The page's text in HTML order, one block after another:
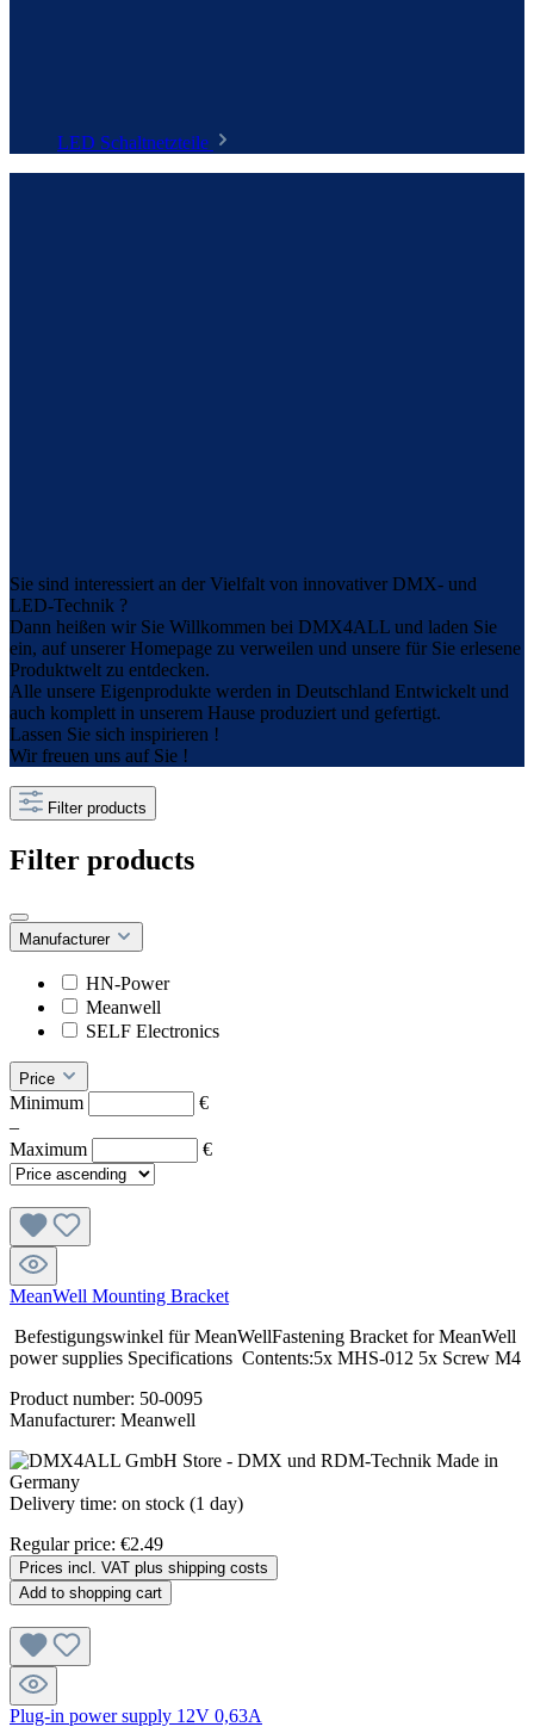
LED Schaltnetzteile
Sie sind interessiert an der Vielfalt von innovativer DMX- und
LED-Technik ?
Dann heißen wir Sie Willkommen bei DMX4ALL und laden Sie
ein, auf unserer Homepage zu verweilen und unsere für Sie erlesene
Produktwelt zu entdecken.
Alle unsere Eigenprodukte werden in Deutschland Entwickelt und
auch komplett in unserem Hause produziert und gefertigt.
Lassen Sie sich inspirieren !
Wir freuen uns auf Sie !
Filter products
Filter products
Manufacturer
HN-Power
Meanwell
SELF Electronics
Price
Minimum
€
–
Maximum
€
MeanWell Mounting Bracket
Befestigungswinkel für MeanWellFastening Bracket for MeanWell
power supplies Specifications Contents:5x MHS-012 5x Screw M4
Product number: 50-0095
Manufacturer: Meanwell
Delivery time: on stock (1 day)
Regular price: €2.49
Prices incl. VAT plus shipping costs
Add to shopping cart
Plug-in power supply 12V 0,63A